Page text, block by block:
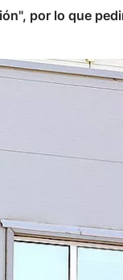
por lo que